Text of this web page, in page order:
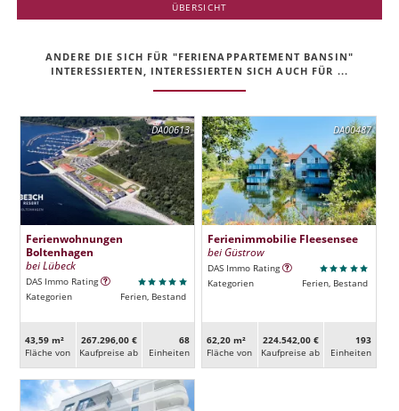
ÜBERSICHT
ANDERE DIE SICH FÜR "FERIENAPPARTEMENT BANSIN"
INTERESSIERTEN, INTERESSIERTEN SICH AUCH FÜR ...
DA00613
Ferienwohnungen
Boltenhagen
bei Lübeck
DAS Immo Rating
Kategorien
Ferien, Bestand
43,59 m²
Fläche von
267.296,00 €
Kaufpreise ab
68
Ein­heiten
DA00487
Ferienimmobilie Fleesensee
bei Güstrow
DAS Immo Rating
Kategorien
Ferien, Bestand
62,20 m²
Fläche von
224.542,00 €
Kaufpreise ab
193
Ein­heiten